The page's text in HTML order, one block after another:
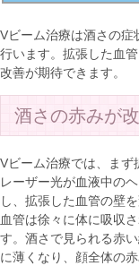
Vビーム治療は酒さの症
行います。拡張した血
改善が期待できます。
酒さの赤みが
Vビーム治療では、まず
レーザー光が血液中の
し、拡張した血管の壁
血管は徐々に体に吸収
す。酒さで見られる赤
に薄くなり、顔全体の